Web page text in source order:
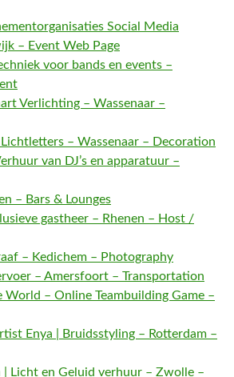
Social Media
– Event Web Page
voor bands en events –
Verlichting – Wassenaar –
– Wassenaar – Decoration
van DJ’s en apparatuur –
– Bars & Lounges
gastheer – Rhenen – Host /
– Kedichem – Photography
– Amersfoort – Transportation
World – Online Teambuilding Game –
Enya | Bruidsstyling – Rotterdam –
| Licht en Geluid verhuur – Zwolle –